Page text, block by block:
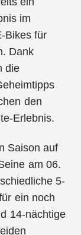
im
Bikes für
Dank
die
den
Erlebnis.
Saison auf
am 06.
5-
ein noch
14-nächtige